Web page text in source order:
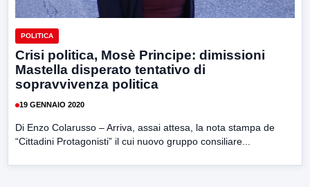
POLITICA
Crisi politica, Mosè Principe: dimissioni
Mastella disperato tentativo di
sopravvivenza politica
19 GENNAIO 2020
Di Enzo Colarusso – Arriva, assai attesa, la nota stampa de
“Cittadini Protagonisti” il cui nuovo gruppo consiliare...